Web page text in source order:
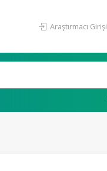
Araştırmacı Girişi